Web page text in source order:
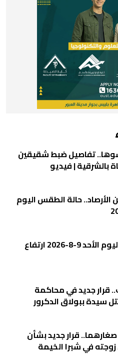
تفاصيل ضبط شقيقين
بالشرقية | فيديو
الأرصاد.. حالة الطقس اليوم
سعر الذهب اليوم الأحد 9-8-2026 ارتفاع
قرار جديد في محاكمة
سيدة ببولاق الدكرور
قرار جديد بشأن
في شبرا الخيمة